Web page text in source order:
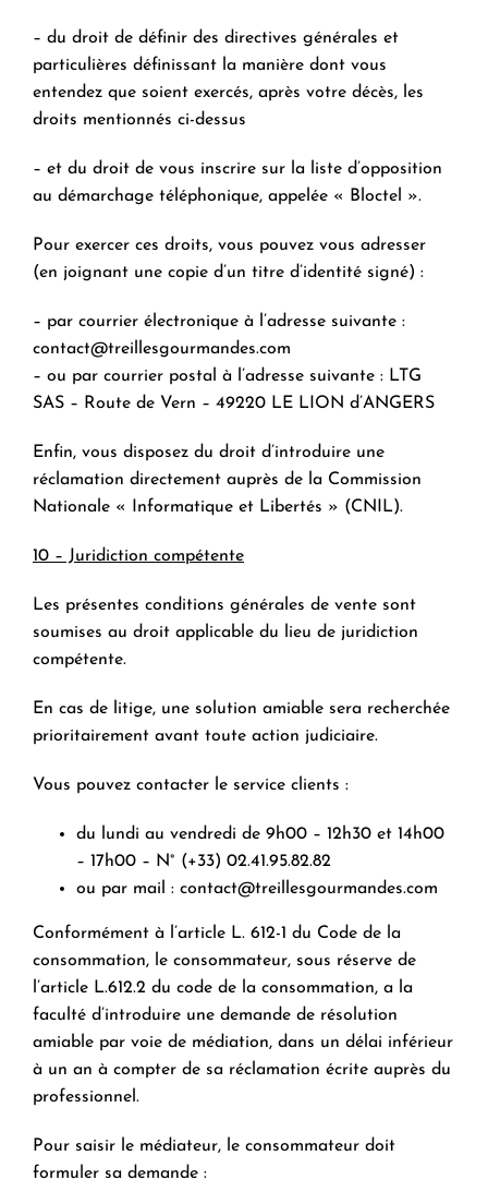
– du droit de définir des directives générales et
particulières définissant la manière dont vous
entendez que soient exercés, après votre décès, les
droits mentionnés ci-dessus
– et du droit de vous inscrire sur la liste d’opposition
au démarchage téléphonique, appelée « Bloctel ».
Pour exercer ces droits, vous pouvez vous adresser
(en joignant une copie d’un titre d’identité signé) :
– par courrier électronique à l’adresse suivante :
contact@treillesgourmandes.com
– ou par courrier postal à l’adresse suivante : LTG
SAS – Route de Vern – 49220 LE LION d’ANGERS
Enfin, vous disposez du droit d’introduire une
réclamation directement auprès de la Commission
Nationale « Informatique et Libertés » (CNIL).
10 – Juridiction compétente
Les présentes conditions générales de vente sont
soumises au droit applicable du lieu de juridiction
compétente.
En cas de litige, une solution amiable sera recherchée
prioritairement avant toute action judiciaire.
Vous pouvez contacter le service clients :
du lundi au vendredi de 9h00 – 12h30 et 14h00
– 17h00 – N° (+33) 02.41.95.82.82
ou par mail : contact@treillesgourmandes.com
Conformément à l’article L. 612-1 du Code de la
consommation, le consommateur, sous réserve de
l’article L.612.2 du code de la consommation, a la
faculté d’introduire une demande de résolution
amiable par voie de médiation, dans un délai inférieur
à un an à compter de sa réclamation écrite auprès du
professionnel.
Pour saisir le médiateur, le consommateur doit
formuler sa demande :